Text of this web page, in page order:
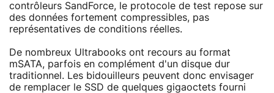
contrôleurs SandForce, le protocole de test repose sur
des données fortement compressibles, pas
représentatives de conditions réelles.
De nombreux Ultrabooks ont recours au format
mSATA, parfois en complément d'un disque dur
traditionnel. Les bidouilleurs peuvent donc envisager
de remplacer le SSD de quelques gigaoctets fourni